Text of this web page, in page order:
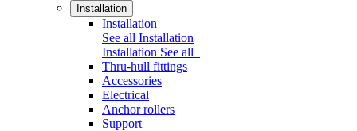
Installation
Installation
See all Installation
Installation See all
Thru-hull fittings
Accessories
Electrical
Anchor rollers
Support